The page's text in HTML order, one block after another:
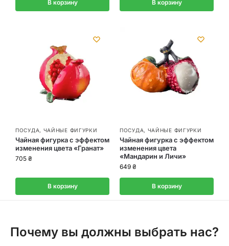
В корзину В корзину
ПОСУДА, ЧАЙНЫЕ ФИГУРКИ
Чайная фигурка с эффектом
изменения цвета «Гранат»
705 ₴
В корзину
ПОСУДА, ЧАЙНЫЕ ФИГУРКИ
Чайная фигурка с эффектом
изменения цвета
«Мандарин и Личи»
649 ₴
В корзину
Почему вы должны выбрать нас?